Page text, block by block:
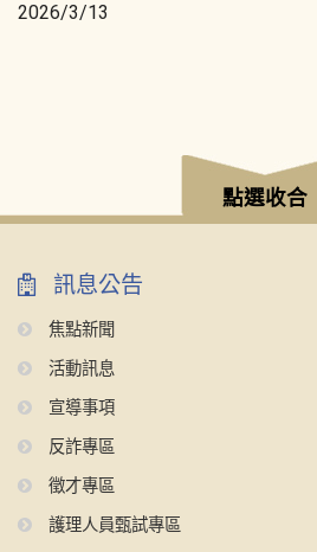
2026/3/13
點選收合
訊息公告
焦點新聞
活動訊息
宣導事項
反詐專區
徵才專區
護理人員甄試專區